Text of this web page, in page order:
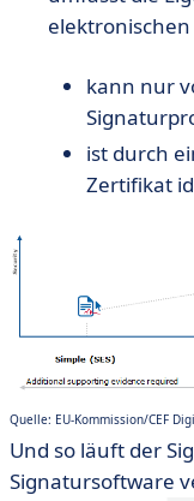
kann nur
ist durch
Zertifikat
Quelle: EU-Kommission/CEF
Und so läuft der
Signatursoftware